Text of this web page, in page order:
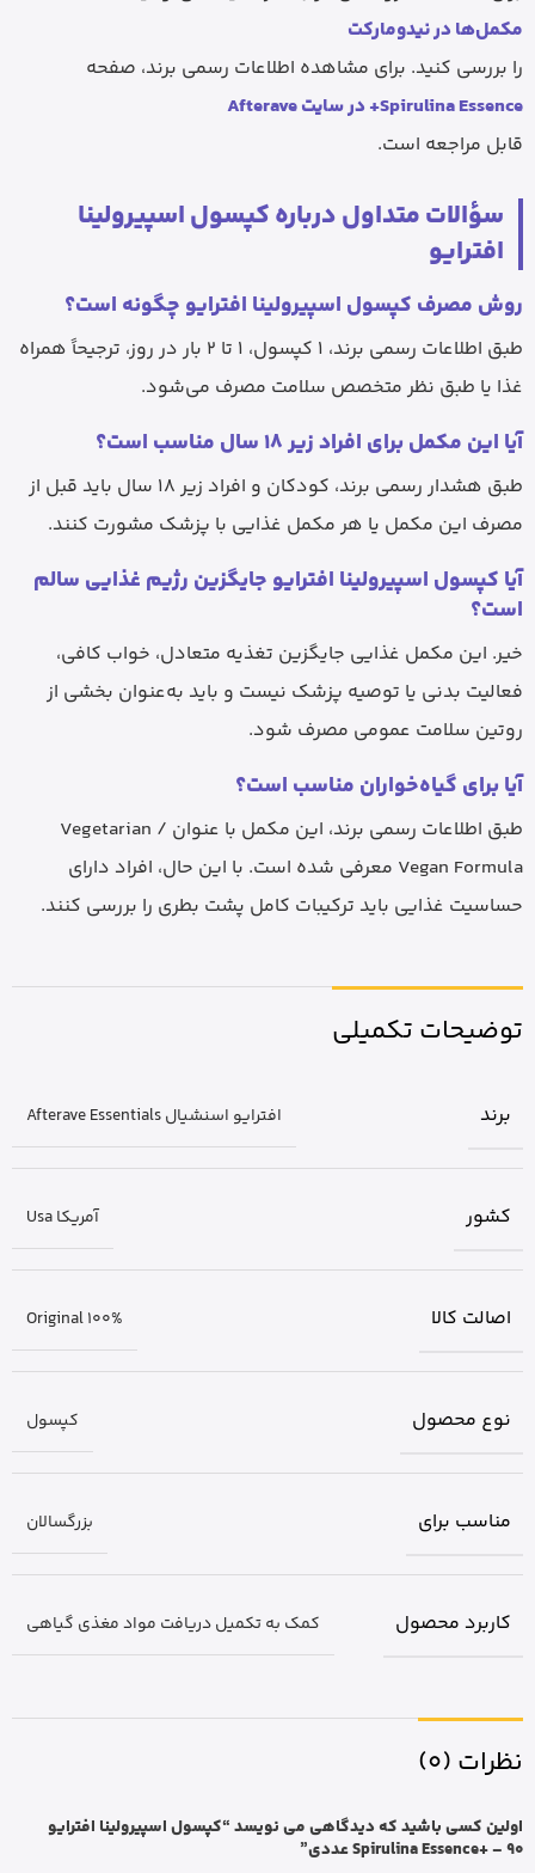
مکمل‌ها در نیدومارکت
را بررسی کنید. برای مشاهده اطلاعات رسمی برند، صفحه
Spirulina Essence+ در سایت Afterave
قابل مراجعه است.
سؤالات متداول درباره کپسول اسپیرولینا
افترایو
روش مصرف کپسول اسپیرولینا افترایو چگونه است؟
طبق اطلاعات رسمی برند، 1 کپسول، 1 تا 2 بار در روز، ترجیحاً همراه
غذا یا طبق نظر متخصص سلامت مصرف می‌شود.
آیا این مکمل برای افراد زیر 18 سال مناسب است؟
طبق هشدار رسمی برند، کودکان و افراد زیر 18 سال باید قبل از
مصرف این مکمل یا هر مکمل غذایی با پزشک مشورت کنند.
آیا کپسول اسپیرولینا افترایو جایگزین رژیم غذایی سالم
است؟
خیر. این مکمل غذایی جایگزین تغذیه متعادل، خواب کافی،
فعالیت بدنی یا توصیه پزشک نیست و باید به‌عنوان بخشی از
روتین سلامت عمومی مصرف شود.
آیا برای گیاه‌خواران مناسب است؟
طبق اطلاعات رسمی برند، این مکمل با عنوان Vegetarian /
Vegan Formula معرفی شده است. با این حال، افراد دارای
حساسیت غذایی باید ترکیبات کامل پشت بطری را بررسی کنند.
توضیحات تکمیلی
برند افترایو اسنشیال Afterave Essentials
کشور آمریکا Usa
اصالت کالا Original 100%
نوع محصول کپسول
مناسب برای بزرگسالان
کاربرد محصول کمک به تکمیل دریافت مواد مغذی گیاهی
نظرات (0)
اولین کسی باشید که دیدگاهی می نویسد “کپسول اسپیرولینا افترایو
Spirulina Essence+ – 90 عددی”